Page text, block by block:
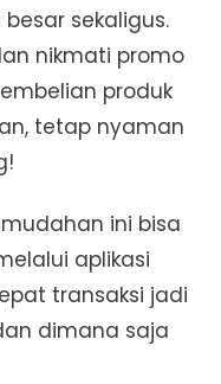
sekaligus.
nikmati promo
produk
tetap nyaman
ini bisa
aplikasi
transaksi jadi
dimana saja